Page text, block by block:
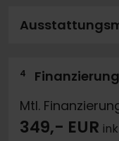
4
Mtl.
349,- EUR